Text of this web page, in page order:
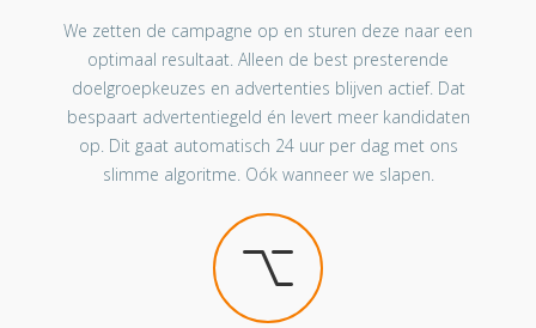
We zetten de campagne op en sturen deze naar een
optimaal resultaat. Alleen de best presterende
doelgroepkeuzes en advertenties blijven actief. Dat
bespaart advertentiegeld én levert meer kandidaten
op. Dit gaat automatisch 24 uur per dag met ons
slimme algoritme. Oók wanneer we slapen.